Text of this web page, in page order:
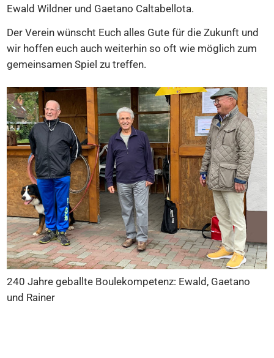
Ewald Wildner und Gaetano Caltabellota.
Der Verein wünscht Euch alles Gute für die Zukunft und
wir hoffen euch auch weiterhin so oft wie möglich zum
gemeinsamen Spiel zu treffen.
240 Jahre geballte Boulekompetenz: Ewald, Gaetano
und Rainer